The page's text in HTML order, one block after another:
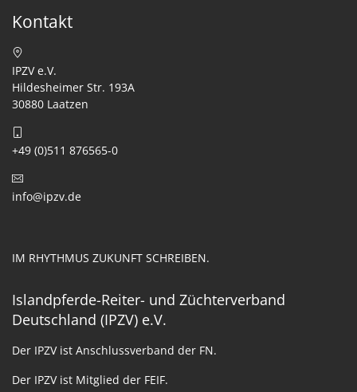
Kontakt
IPZV e.V.
Hildesheimer Str. 193A
30880 Laatzen
+49 (0)511 876565-0
info@ipzv.de
IM RHYTHMUS ZUKUNFT SCHREIBEN.
Islandpferde-Reiter- und Züchterverband
Deutschland (IPZV) e.V.
Der IPZV ist Anschlussverband der FN.
Der IPZV ist Mitglied der FEIF.